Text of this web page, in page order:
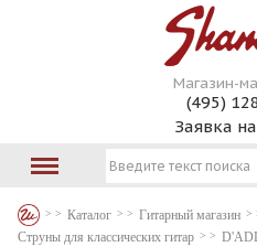
Магазин-
(495)
Заявка
Каталог Гитарный магазин
Струны для классических гитар